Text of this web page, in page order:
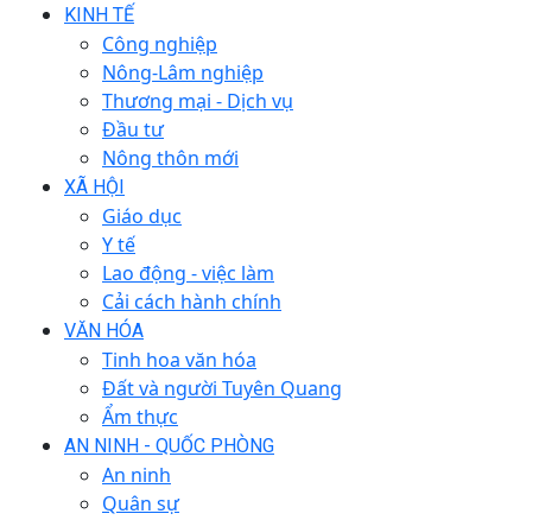
KINH TẾ
Công nghiệp
Nông-Lâm nghiệp
Thương mại - Dịch vụ
Đầu tư
Nông thôn mới
XÃ HỘI
Giáo dục
Y tế
Lao động - việc làm
Cải cách hành chính
VĂN HÓA
Tinh hoa văn hóa
Đất và người Tuyên Quang
Ẩm thực
AN NINH - QUỐC PHÒNG
An ninh
Quân sự